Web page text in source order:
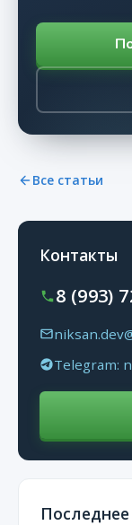
Все статьи
Контакты
8 (993)
Telegram: